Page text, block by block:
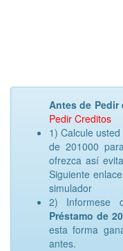
Antes de Pedir
Pedir Creditos
1) Calcule
de 201000
ofrezca así
Siguiente
simulador
2) Informese
Préstamo de
esta forma
antes.